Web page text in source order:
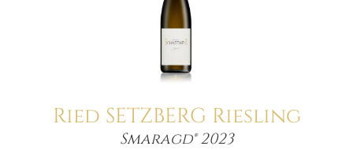
Ried SETZBERG Riesling
Smaragd® 2023
Menge